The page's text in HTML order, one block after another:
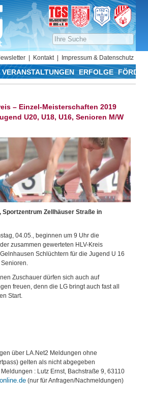
Kontakt Impressum & Datenschutz
VERANSTALTUNGEN ERFOLGE
– Einzel-Meisterschaften 2019
U20, U18, U16, Senioren M/W
Sportzentrum Zellhäuser Straße in
04.05., beginnen um 9 Uhr die
zusammen gewerteten HLV-Kreis
Schlüchtern für die Jugend U 16
Senioren.
Zuschauer dürfen sich auch auf
freuen, denn die LG bringt auch fast all
Start.
über LA.Net2 Meldungen ohne
gelten als nicht abgegeben
: Lutz Ernst, Bachstraße 9, 63110
(nur für Anfragen/Nachmeldungen)